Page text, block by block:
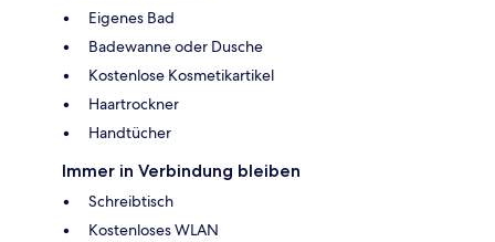
Eigenes Bad
Badewanne oder Dusche
Kostenlose Kosmetikartikel
Haartrockner
Handtücher
Immer in Verbindung bleiben
Schreibtisch
Kostenloses WLAN